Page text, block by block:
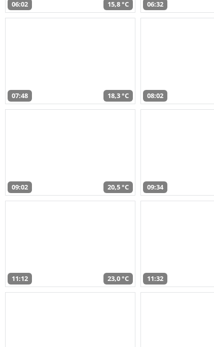
06:02 15,8 °C 06:32
07:48 18,3 °C 08:02
09:02 20,5 °C 09:34
11:12 23,0 °C 11:32